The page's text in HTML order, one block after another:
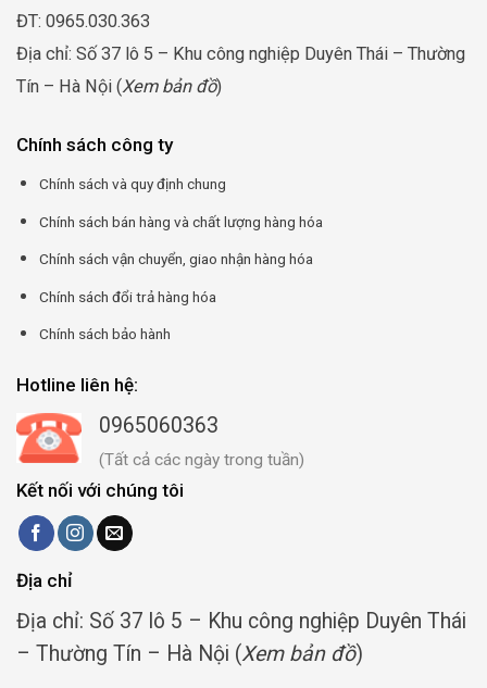
ĐT: 0965.030.363
Địa chỉ: Số 37 lô 5 – Khu công nghiệp Duyên Thái – Thường
Tín – Hà Nội (Xem bản đồ)
Chính sách công ty
Chính sách và quy định chung
Chính sách bán hàng và chất lượng hàng hóa
Chính sách vận chuyển, giao nhận hàng hóa
Chính sách đổi trả hàng hóa
Chính sách bảo hành
Hotline liên hệ:
0965060363
(Tất cả các ngày trong tuần)
Kết nối với chúng tôi
Địa chỉ
Địa chỉ: Số 37 lô 5 – Khu công nghiệp Duyên Thái
– Thường Tín – Hà Nội (Xem bản đồ)